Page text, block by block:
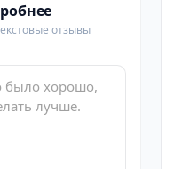
отзывы